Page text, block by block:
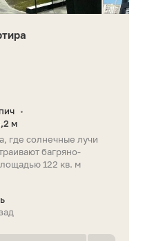
•
м
где солнечные лучи
багряно-
122 кв. м